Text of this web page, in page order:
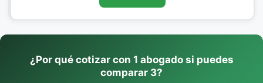
¿Por qué cotizar con 1 abogado si puedes
comparar 3?